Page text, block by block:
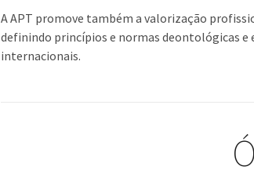
A APT promove também a valorização
definindo princípios e normas deontológicas
internacionais.